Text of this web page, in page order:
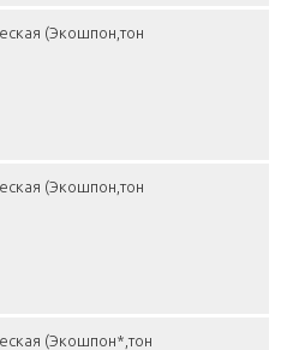
(Экошпон,тон
(Экошпон,тон
(Экошпон*,тон